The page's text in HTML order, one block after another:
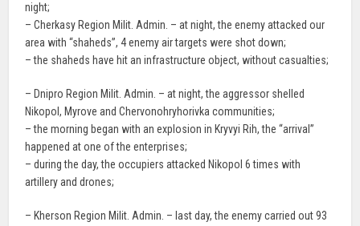
night;
– Cherkasy Region Milit. Admin. – at night, the enemy attacked our
area with “shaheds”, 4 enemy air targets were shot down;
– the shaheds have hit an infrastructure object, without casualties;
– Dnipro Region Milit. Admin. – at night, the aggressor shelled
Nikopol, Myrove and Chervonohryhorivka communities;
– the morning began with an explosion in Kryvyi Rih, the “arrival”
happened at one of the enterprises;
– during the day, the occupiers attacked Nikopol 6 times with
artillery and drones;
– Kherson Region Milit. Admin. – last day, the enemy carried out 93